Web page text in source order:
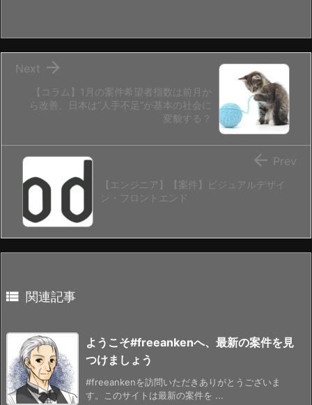
【コラム】1月の案件希望者指数は前月か
ら改善、日本は”人手不足”が基本の社会に
変貌する？

Next
【エンジニア】【案件】ビジュアルデザイ
ン・フロントエンド
 Prev
 関連記事
ようこそ#freeankenへ、最新の案件を見
つけましょう
#freeankenを訪問いただきありがとうございま
す。このサイトは最新の案件を ...